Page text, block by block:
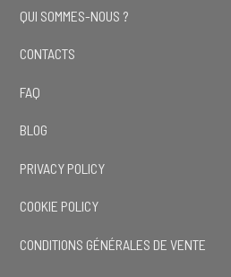
QUI SOMMES-NOUS ?
CONTACTS
FAQ
BLOG
PRIVACY POLICY
COOKIE POLICY
CONDITIONS GÉNÉRALES DE VENTE